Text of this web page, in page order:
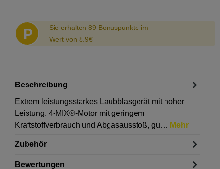
P
Sie erhalten 89 Bonuspunkte im
Wert von 8.9€
Beschreibung
Extrem leistungsstarkes Laubblasgerät mit hoher
Leistung. 4-MIX®-Motor mit geringem
Kraftstoffverbrauch und Abgasausstoß, gu… Mehr
Zubehör
Bewertungen